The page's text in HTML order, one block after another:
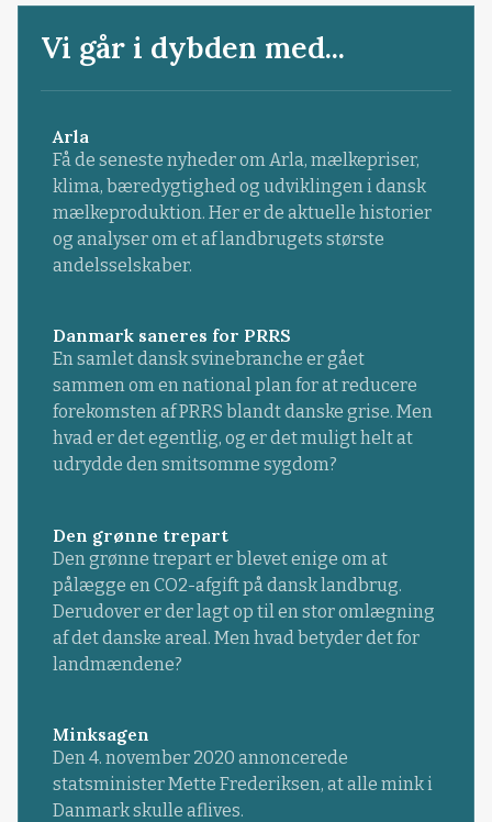
Vi går i dybden med...
Arla
Få de seneste nyheder om Arla, mælkepriser,
klima, bæredygtighed og udviklingen i dansk
mælkeproduktion. Her er de aktuelle historier
og analyser om et af landbrugets største
andelsselskaber.
Danmark saneres for PRRS
En samlet dansk svinebranche er gået
sammen om en national plan for at reducere
forekomsten af PRRS blandt danske grise. Men
hvad er det egentlig, og er det muligt helt at
udrydde den smitsomme sygdom?
Den grønne trepart
Den grønne trepart er blevet enige om at
pålægge en CO2-afgift på dansk landbrug.
Derudover er der lagt op til en stor omlægning
af det danske areal. Men hvad betyder det for
landmændene?
Minksagen
Den 4. november 2020 annoncerede
statsminister Mette Frederiksen, at alle mink i
Danmark skulle aflives.